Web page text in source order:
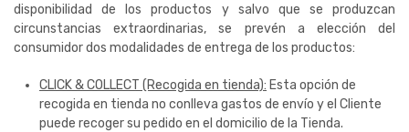
disponibilidad de los productos y salvo que se produzcan
circunstancias extraordinarias, se prevén a elección del
consumidor dos modalidades de entrega de los productos:
CLICK & COLLECT (Recogida en tienda): Esta opción de
recogida en tienda no conlleva gastos de envío y el Cliente
puede recoger su pedido en el domicilio de la Tienda.